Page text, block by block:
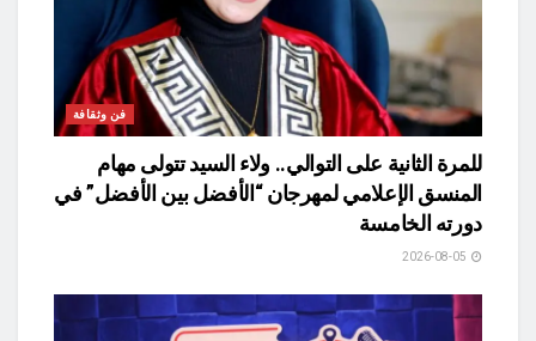
فن وثقافة
للمرة الثانية على التوالي.. ولاء السيد تتولى مهام
المنسق الإعلامي لمهرجان “الأفضل بين الأفضل” في
دورته الخامسة